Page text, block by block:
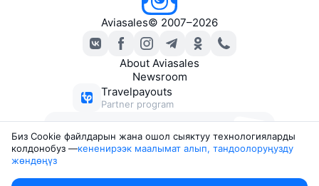
Aviasales© 2007–2026
About Aviasales
Newsroom
Travelpayouts
Partner program
боюнча каттар
Биз Сookie файлдарын жана ошол сыяктуу технологияларды
колдонобуз —кененирээк маалымат алып, тандоолоруңузду
жөндөңүз